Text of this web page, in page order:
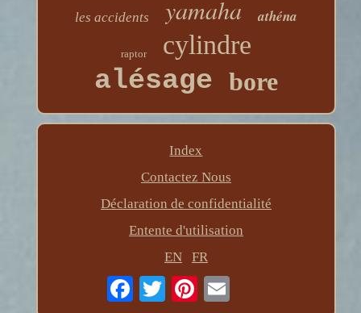
les accidents yamaha athéna
raptor cylindre
alésage bore
Index
Contactez Nous
Déclaration de confidentialité
Entente d'utilisation
EN
FR